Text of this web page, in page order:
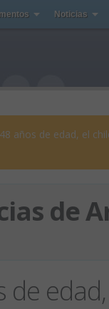
Noticias
años de edad, el
de
de